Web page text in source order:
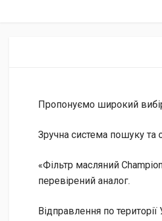
Пропонуємо широкий
Зручна система пошуку та
«Фільтр масляний
перевірений аналог.
Відправлення по